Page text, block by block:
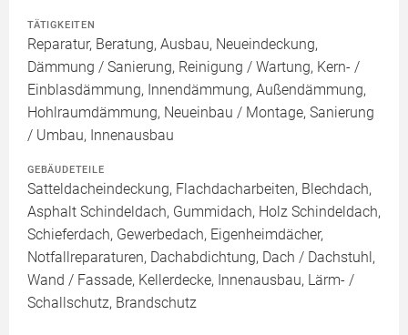
TÄTIGKEITEN
Reparatur, Beratung, Ausbau, Neueindeckung,
Dämmung / Sanierung, Reinigung / Wartung, Kern- /
Einblasdämmung, Innendämmung, Außendämmung,
Hohlraumdämmung, Neueinbau / Montage, Sanierung
/ Umbau, Innenausbau
GEBÄUDETEILE
Satteldacheindeckung, Flachdacharbeiten, Blechdach,
Asphalt Schindeldach, Gummidach, Holz Schindeldach,
Schieferdach, Gewerbedach, Eigenheimdächer,
Notfallreparaturen, Dachabdichtung, Dach / Dachstuhl,
Wand / Fassade, Kellerdecke, Innenausbau, Lärm- /
Schallschutz, Brandschutz